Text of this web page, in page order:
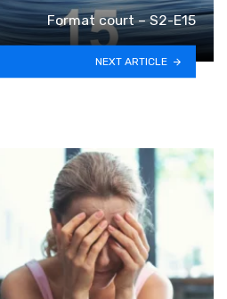
Format court – S2-E15
NEXT ARTICLE